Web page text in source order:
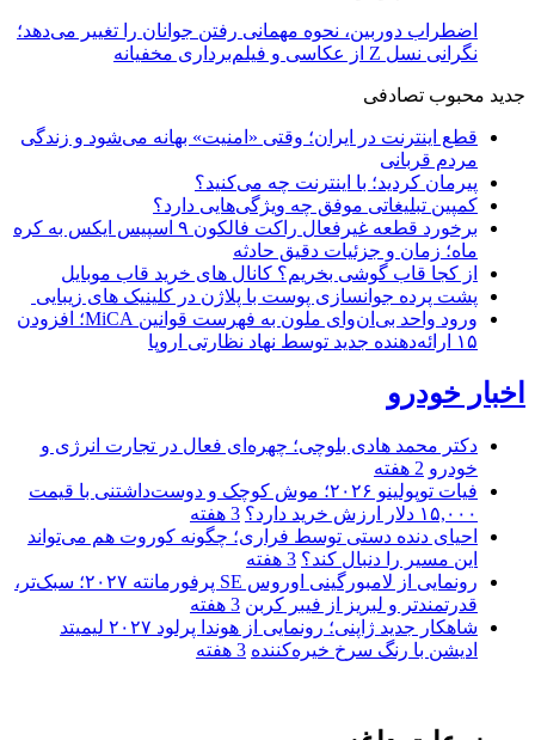
اضطراب دوربین، نحوه مهمانی رفتن جوانان را تغییر می‌دهد؛
نگرانی نسل Z از عکاسی و فیلم‌برداری مخفیانه
جدید محبوب تصادفی
قطع اینترنت در ایران؛ وقتی «امنیت» بهانه می‌شود و زندگی
مردم قربانی
پیرمان کردید؛ با اینترنت چه می‌کنید؟
کمپین تبلیغاتی موفق چه ویژگی‌هایی دارد؟
برخورد قطعه غیرفعال راکت فالکون ۹ اسپیس ایکس به کره
ماه؛ زمان و جزئیات دقیق حادثه
از کجا قاب گوشی بخریم؟ کانال های خرید قاب موبایل
پشت پرده جوانسازی پوست با پلاژن در کلینیک های زیبایی
ورود واحد بی‌ان‌وای ملون به فهرست قوانین MiCA؛ افزودن
۱۵ ارائه‌دهنده جدید توسط نهاد نظارتی اروپا
اخبار خودرو
دکتر محمد هادی بلوچی؛ چهره‌ای فعال در تجارت انرژی و
خودرو 2 هفته
فیات توپولینو ۲۰۲۶؛ موش کوچک و دوست‌داشتنی با قیمت
۱۵,۰۰۰ دلار ارزش خرید دارد؟
3 هفته
احیای دنده دستی توسط فراری؛ چگونه کوروت هم می‌تواند
این مسیر را دنبال کند؟ 3 هفته
رونمایی از لامبورگینی اوروس SE پرفورمانته ۲۰۲۷؛ سبک‌تر،
قدرتمندتر و لبریز از فیبر کربن 3 هفته
شاهکار جدید ژاپنی؛ رونمایی از هوندا پرلود ۲۰۲۷ لیمیتد
ادیشن با رنگ سرخ خیره‌کننده 3 هفته